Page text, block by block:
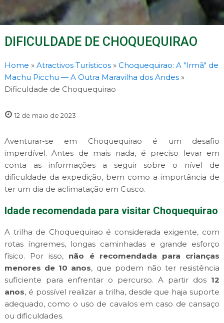
DIFICULDADE DE CHOQUEQUIRAO
Home » Atractivos Turísticos» Choquequirao: A "Irmã" de
Machu Picchu — A Outra Maravilha dos Andes»
Dificuldade de Choquequirao
12 de maio de 2023
Aventurar-se em Choquequirao é um desafio
imperdível. Antes de mais nada, é preciso levar em
conta as informações a seguir sobre o nível de
dificuldade da expedição, bem como a importância de
ter um dia de aclimatação em Cusco.
Idade recomendada para visitar Choquequirao
A trilha de Choquequirao é considerada exigente, com
rotas íngremes, longas caminhadas e grande esforço
físico. Por isso, não é recomendada para crianças
menores de 10 anos, que podem não ter resistência
suficiente para enfrentar o percurso. A partir dos 12
anos, é possível realizar a trilha, desde que haja suporte
adequado, como o uso de cavalos em caso de cansaço
ou dificuldades.